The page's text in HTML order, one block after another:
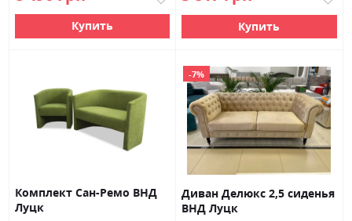
Купить Купить
Комплект Сан-Ремо ВНД
Луцк
-7%
Диван Делюкс 2,5 сиденья
ВНД Луцк